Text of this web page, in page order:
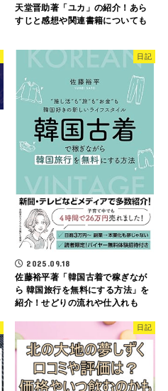
天堂晋助著「ユカ」の紹介！あら
すじと感想や関連書籍についても
日記
2025.09.18
佐藤裕平著「韓国古着で稼ぎなが
ら 韓国旅行を無料にする方法」を
紹介！せどりの流れや仕入れも
日記